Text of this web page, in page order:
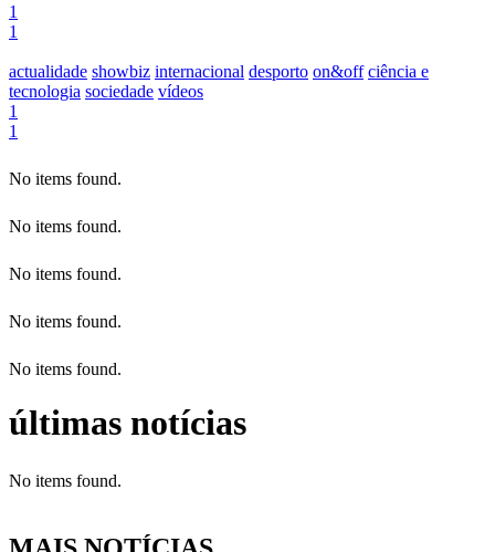
1
1
actualidade showbiz internacional desporto on&off ciência e
tecnologia sociedade vídeos
1
1
No items found.
No items found.
No items found.
No items found.
No items found.
últimas notícias
No items found.